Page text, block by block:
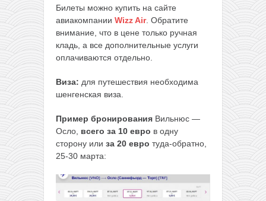
Билеты можно купить на сайте
авиакомпании Wizz Air. Обратите
внимание, что в цене только ручная
кладь, а все дополнительные услуги
оплачиваются отдельно.
Виза: для путешествия необходима
шенгенская виза.
Пример бронирования Вильнюс —
Осло, всего за 10 евро в одну
сторону или за 20 евро туда-обратно,
25-30 марта: